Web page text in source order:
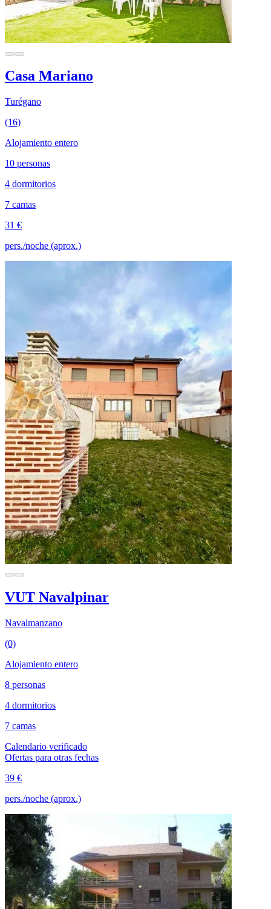
Casa Mariano
Turégano
(16)
Alojamiento entero
10 personas
4 dormitorios
7 camas
31 €
pers./noche (aprox.)
VUT Navalpinar
Navalmanzano
(0)
Alojamiento entero
8 personas
4 dormitorios
7 camas
Calendario verificado
Ofertas para otras fechas
39 €
pers./noche (aprox.)